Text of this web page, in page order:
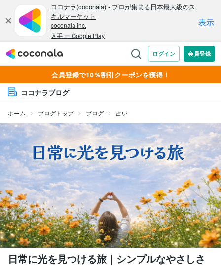
会員登録で10％割引クーポンを獲得！
ココナラブログ
ホーム ブログトップ ブログ 占い
日常に光を見つける旅｜シンプルなやさしさ